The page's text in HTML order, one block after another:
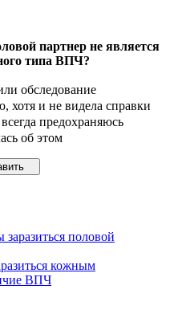
партнер не является
типа ВПЧ?
обследование
хотя и не видела справки
предохраняюсь
об этом
половой
кожным
ВПЧ